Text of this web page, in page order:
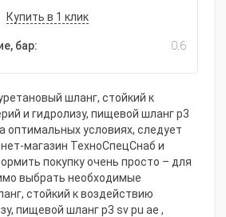
Купить в 1 клик
бар: 0.6
шланг, стойкий к
и гидролизу, пищевой шланг p3
оптимальных условиях, следует
магазин ТехноСпецСнаб и
покупку очень просто – для
выбрать необходимые
стойкий к воздействию
пищевой шланг p3 sv pu ae ,